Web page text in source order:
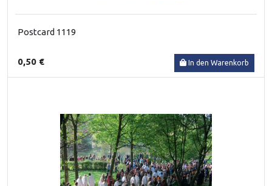
Postcard 1119
0,50 € In den Warenkorb